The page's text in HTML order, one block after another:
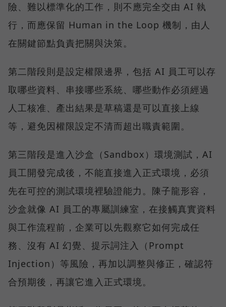
險、難以標準化的工作，則不應完全交由 AI 執
行，而應保留 Human in the Loop 機制，由人
在關鍵節點負責把關與決策。
第二階段則是設定權限邊界，包括 AI 員工可以存
取哪些資料、串接哪些系統、哪些動作必須經過
人工核准、產出結果是草稿還是可以直接上線
等，避免因權限設定不清而超出職責範圍。
第三階段是進入沙盒（Sandbox）環境測試，AI
員工開發完成後，不能直接進入正式環境，必須
先在可控的測試環境裡驗證能力。陳子龍形容，
沙盒就像 AI 員工的專屬訓練室，在接觸真實資料
與工作流程前，企業可以先觀察它如何完成任
務、沒有 AI 幻覺、提示詞注入（Prompt
Injection）等風險，再加以調整與修正，確認符
合預期後，再讓它進入正式環境。